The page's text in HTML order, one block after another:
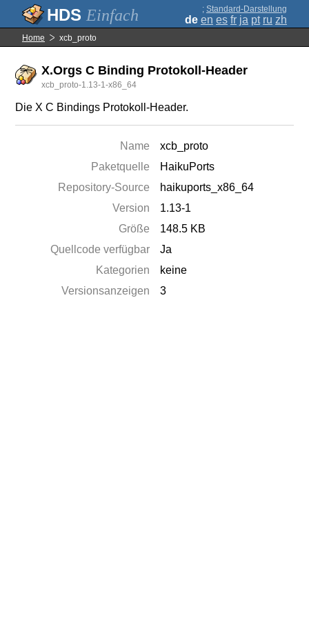
Einfach ; Standard-Darstellung
de en es fr ja pt ru zh
Home xcb_proto
X.Orgs C Binding Protokoll-Header
xcb_proto-1.13-1-x86_64
Die X C Bindings Protokoll-Header.
Name
xcb_proto
Paketquelle
HaikuPorts
Repository-Source
haikuports_x86_64
Version
1.13-1
Größe
148.5 KB
Quellcode verfügbar
Ja
Kategorien
keine
Versionsanzeigen
3